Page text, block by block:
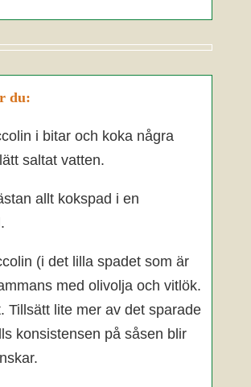
du:
i bitar och koka några
saltat vatten.
allt kokspad i en
(i det lilla spadet som är
med olivolja och vitlök.
Tillsätt lite mer av det sparade
konsistensen på såsen blir